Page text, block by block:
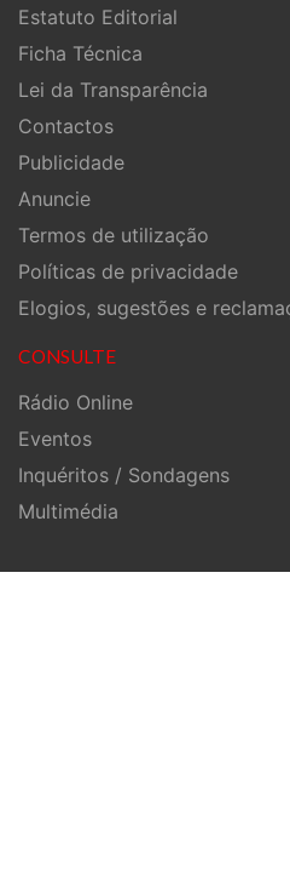
Estatuto Editorial
Ficha Técnica
Lei da Transparência
Contactos
Publicidade
Anuncie
Termos de utilização
Políticas de privacidade
Elogios, sugestões e
CONSULTE
Rádio Online
Eventos
Inquéritos / Sondagens
Multimédia